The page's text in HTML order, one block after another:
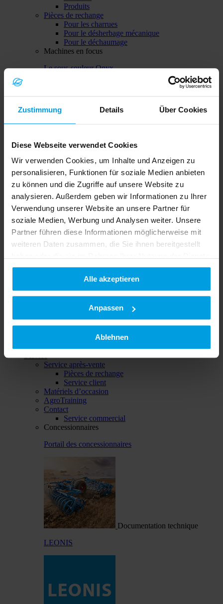
Zustimmung Details Über Cookies
Diese Webseite verwendet Cookies
Wir verwenden Cookies, um Inhalte und Anzeigen zu
personalisieren, Funktionen für soziale Medien anbieten
zu können und die Zugriffe auf unsere Website zu
analysieren. Außerdem geben wir Informationen zu Ihrer
Verwendung unserer Website an unsere Partner für
soziale Medien, Werbung und Analysen weiter. Unsere
Partner führen diese Informationen möglicherweise mit
weiteren Daten zusammen, die Sie ihnen bereitgestellt
gesammelt haben.
Datenschutzerklärung|Impressum
Alle akzeptieren
Anpassen
Ablehnen
Produits
Pièces de rechange
Pour les charrues
Pour le désherbage mécanique
Pour le déchaumage
Machines en focus
Le sous-souleur Onyx
Acheter & économiser
Service
Service après-vente
Pièces de rechange
Service client
Matériels d’occasion
AgroTraining
Contact
Service commercial
Concessionnaires
Portail des concessionnaires
Documentation technique
LEONIS